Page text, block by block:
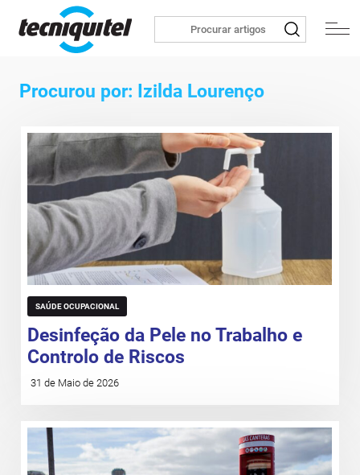
Procurou por: Izilda Lourenço
SAÚDE OCUPACIONAL
Desinfeção da Pele no Trabalho e
Controlo de Riscos
31 de Maio de 2026